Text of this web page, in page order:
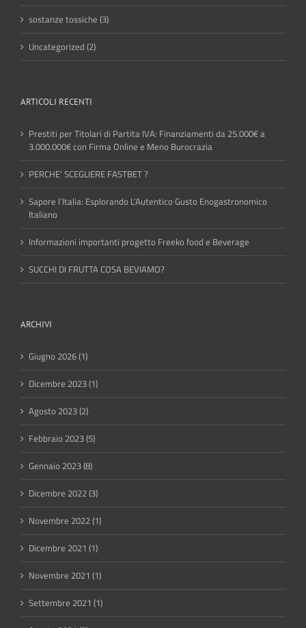
sostanze tossiche (3)
Uncategorized (2)
ARTICOLI RECENTI
Prestiti per Titolari di Partita IVA: Finanziamenti da 25.000€ a
3.000.000€ con Firma Online e Meno Burocrazia
PERCHE’ SCEGLIERE FASTBET ?
Sapore l’Italia: Esplorando L’Autentico Gusto Enogastronomico
Italiano
Informazioni importanti progetto Freeko food e Beverage
SUCCHI DI FRUTTA COSA BEVIAMO?
ARCHIVI
Giugno 2026 (1)
Dicembre 2023 (1)
Agosto 2023 (2)
Febbraio 2023 (5)
Gennaio 2023 (8)
Dicembre 2022 (3)
Novembre 2022 (1)
Dicembre 2021 (1)
Novembre 2021 (1)
Settembre 2021 (1)